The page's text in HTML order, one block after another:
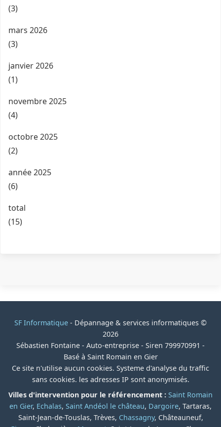
(3)
mars 2026
(3)
janvier 2026
(1)
novembre 2025
(4)
octobre 2025
(2)
année 2025
(6)
total
(15)
SF Informatique - Dépannage & services informatiques ©
2026
Sébastien Fontaine - Auto-entreprise - Siren 799970991 -
Basé à Saint Romain en Gier
Ce site n'utilise aucun cookies. Systeme d'analyse du traffic
sans cookies. les adresses IP sont anonymisés.
Villes d'intervention pour le référencement : Saint Romain
en Gier, Echalas, Saint Andéol le château, Dargoire, Tartaras,
Saint-Jean-de-Touslas, Trèves, Chassagny, Châteauneuf,